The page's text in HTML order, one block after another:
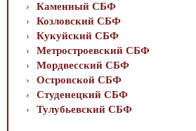
Каменный СБФ
Козловский СБФ
Кукуйский СБФ
Метростроевский СБФ
Мордвесский СБФ
Островской СБФ
Студенецкий СБФ
Тулубьевский СБФ